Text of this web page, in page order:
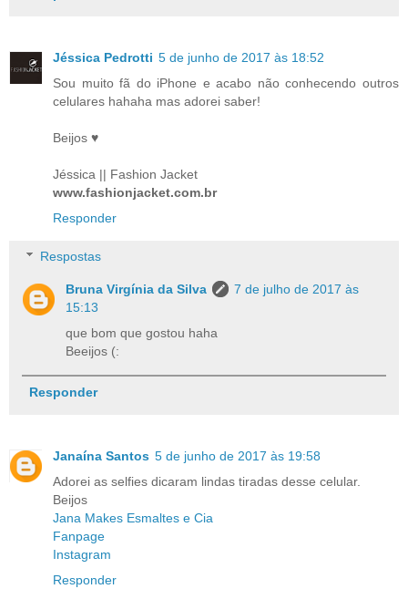
Jéssica Pedrotti 5 de junho de 2017 às 18:52
Sou muito fã do iPhone e acabo não conhecendo outros
celulares hahaha mas adorei saber!
Beijos ♥
Jéssica || Fashion Jacket
www.fashionjacket.com.br
Responder
Respostas
Bruna Virgínia da Silva
7 de julho de 2017 às
15:13
que bom que gostou haha
Beeijos (:
Responder
Janaína Santos 5 de junho de 2017 às 19:58
Adorei as selfies dicaram lindas tiradas desse celular.
Beijos
Jana Makes Esmaltes e Cia
Fanpage
Instagram
Responder